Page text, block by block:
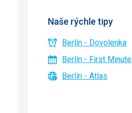
Naše rýchle tipy
Berlín - Dovolenka
Berlín - First Minute
Berlín - Atlas